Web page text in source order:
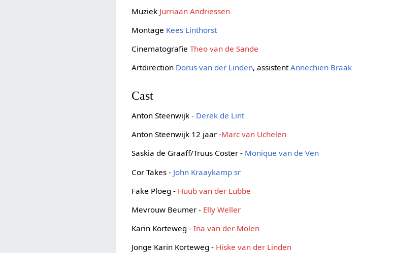
Muziek Jurriaan Andriessen
Montage Kees Linthorst
CinematografieTheo van de Sande
Artdirection Dorus van der Linden, assistentAnnechien Braak
Cast
Anton Steenwijk - Derek de Lint
Anton Steenwijk 12 jaar -Marc van Uchelen
Saskia de Graaff/Truus Coster - Monique van de Ven
Cor Takes - John Kraaykamp sr
Fake Ploeg - Huub van der Lubbe
Mevrouw Beumer - Elly Weller
Karin Korteweg -Ina van der Molen
Jonge Karin Korteweg - Hiske van der Linden